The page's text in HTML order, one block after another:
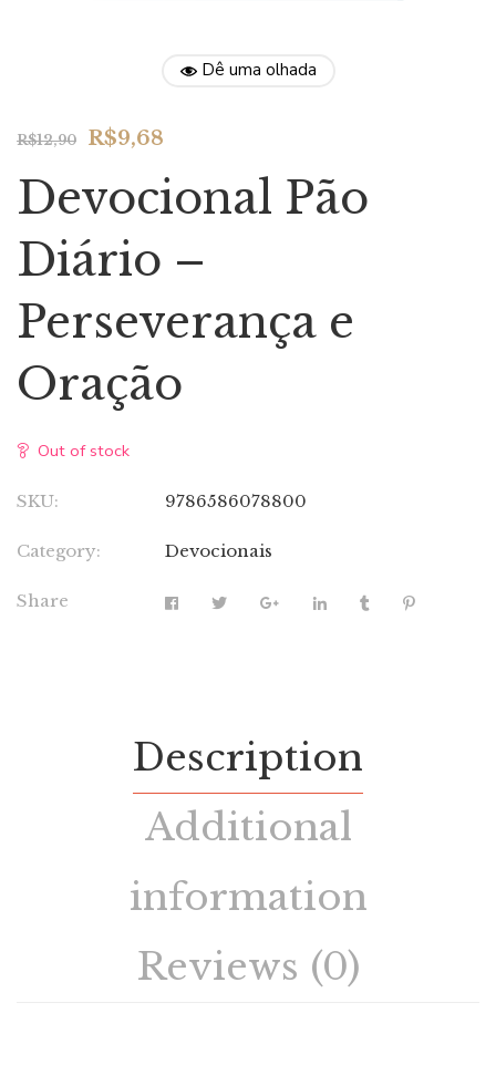
Dê uma olhada
R$12,90
Original
was:
R$9,68
is:
Devocional Pão
Diário –
Perseverança e
Oração
Out of stock
SKU: 9786586078800
Category: Devocionais
Share
Description
Additional
information
Reviews (0)